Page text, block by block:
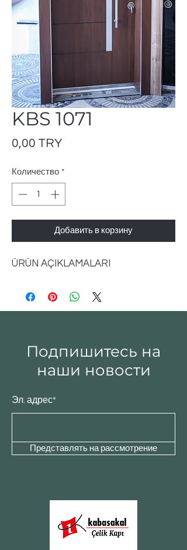
KBS 1071
0,00 TRYЦена
Количество *
Добавить в корзину
ÜRÜN AÇIKLAMALARI
Подпишитесь на
наши новости
Эл. адрес*
Представлять на рассмотрение